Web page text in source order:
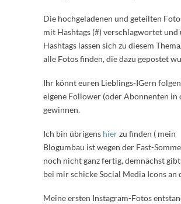
Die hochgeladenen und geteilten
mit Hashtags (#) verschlagwortet und
Hashtags lassen sich zu diesem
alle Fotos finden, die dazu gepostet
Ihr könnt euren Lieblings-IGern
eigene Follower (oder Abonnenten in
gewinnen.
Ich bin übrigens hierzu finden ( mein
Blogumbau ist wegen der Fast-
noch nicht ganz fertig, demnächst gibt
bei mir schicke Social Media Icons an
Meine ersten Instagram-Fotos